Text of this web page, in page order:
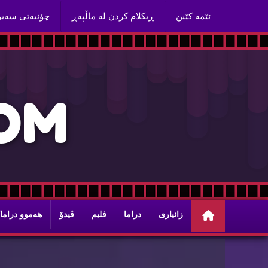
ئێمه‌ كێین ڕیكلام كردن له‌ ماڵپه‌ڕ چۆنیه‌تی
M
زانیاری دراما فلیم ڤیدۆ هه‌موو